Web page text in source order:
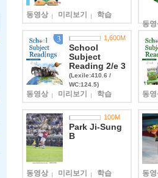
동영상 미리보기
학습
동
1,600M
School
Subject
Reading 2/e 3
(Lexile:410.6 /
WC:124.5)
동영상 미리보기 학습 동
100M
Park Ji-Sung
B
동영상 미리보기 학습 동